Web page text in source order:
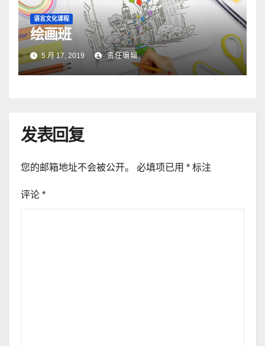
语言文化课程
绘画班
5 月 17, 2019 责任编辑
发表回复
您的邮箱地址不会被公开。 必填项已用 * 标注
评论 *